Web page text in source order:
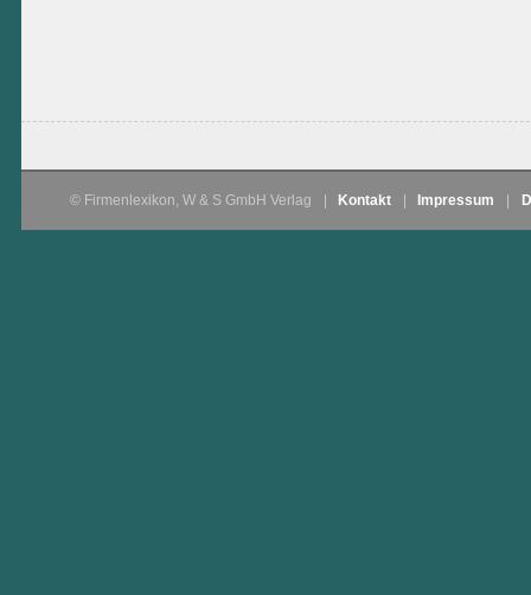
© Firmenlexikon, W & S GmbH Verlag Kontakt Impressum